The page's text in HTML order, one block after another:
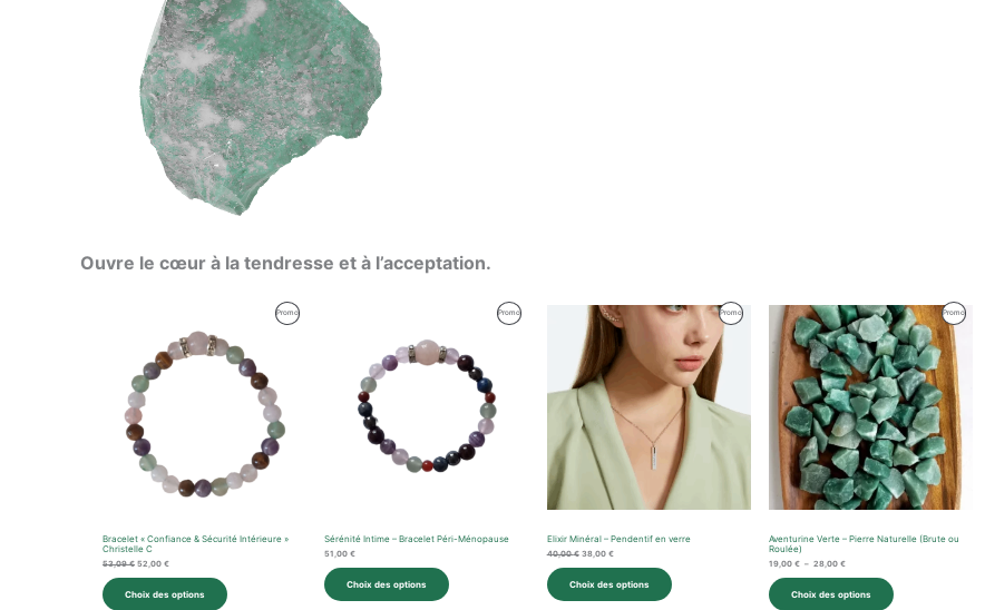
Ouvre le cœur à la tendresse et à l’acceptation.
PromoProduit
Bracelet « Confiance & Sécurité Intérieure »
Christelle C
53,09€
53,09 €.
52,00 €
est :
52,00 €.
Choix des options
PromoProduit
Sérénité Intime – Bracelet Péri-Ménopause
51,00€
Choix des options
PromoProduit
Promotion
Elixir Minéral – Pendentif en verre
40,00€
prix
initial
était :
40,00 €.
38,00 €
Le
prix
actuel
est :
38,00 €.
Choix des options
PromoProduit
Aventurine Verte – Pierre Naturelle (Brute ou
Roulée)
19,00 € – 28,00 €
Plage
de
prix :
19,00 €
à
28,00 €
Choix des options